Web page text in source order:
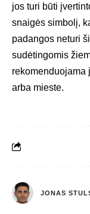
jos turi būti
snaigės simbolį,
padangos neturi
sudėtingomis
rekomenduojama
arba mieste.
JONAS